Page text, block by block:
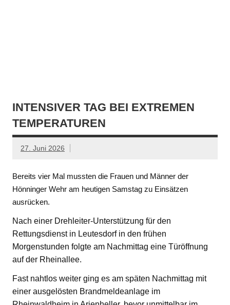
INTENSIVER TAG BEI EXTREMEN
TEMPERATUREN
27. Juni 2026
Bereits vier Mal mussten die Frauen und Männer der
Hönninger Wehr am heutigen Samstag zu Einsätzen
ausrücken.
Nach einer Drehleiter-Unterstützung für den
Rettungsdienst in Leutesdorf in den frühen
Morgenstunden folgte am Nachmittag eine Türöffnung
auf der Rheinallee.
Fast nahtlos weiter ging es am späten Nachmittag mit
einer ausgelösten Brandmeldeanlage im